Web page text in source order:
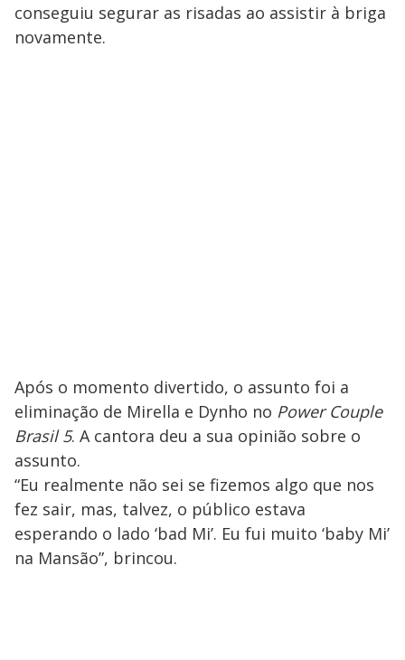
conseguiu segurar as risadas ao assistir à briga
novamente.
Após o momento divertido, o assunto foi a
eliminação de Mirella e Dynho no Power Couple
Brasil 5. A cantora deu a sua opinião sobre o
assunto.
“Eu realmente não sei se fizemos algo que nos
fez sair, mas, talvez, o público estava
esperando o lado ‘bad Mi’. Eu fui muito ‘baby Mi’
na Mansão”, brincou.